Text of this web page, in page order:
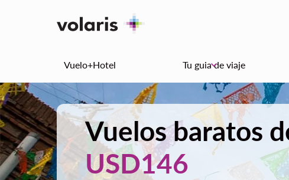
Vuelo+Hotel Tu guia de viaje
keyboard_arrow_down
Vuelos baratos
USD146